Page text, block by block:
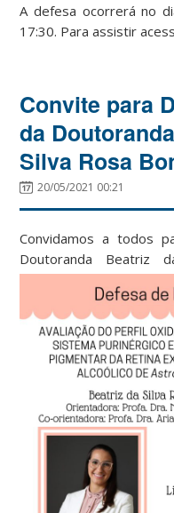
A defesa ocorrerá no
17:30. Para assistir
Convite para
da
Silva Rosa
20/05/2021 00:21
Convidamos a todos
Doutoranda Beatriz